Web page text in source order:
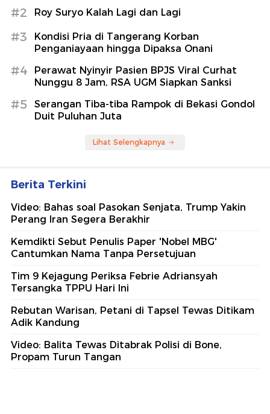
#2 Roy Suryo Kalah Lagi dan Lagi
#3
Kondisi Pria di Tangerang Korban
Penganiayaan hingga Dipaksa Onani
#4
Perawat Nyinyir Pasien BPJS Viral Curhat
Nunggu 8 Jam, RSA UGM Siapkan Sanksi
#5
Serangan Tiba-tiba Rampok di Bekasi Gondol
Duit Puluhan Juta
Lihat Selengkapnya
Berita Terkini
Video: Bahas soal Pasokan Senjata, Trump Yakin
Perang Iran Segera Berakhir
Kemdikti Sebut Penulis Paper 'Nobel MBG'
Cantumkan Nama Tanpa Persetujuan
Tim 9 Kejagung Periksa Febrie Adriansyah
Tersangka TPPU Hari Ini
Rebutan Warisan, Petani di Tapsel Tewas Ditikam
Adik Kandung
Video: Balita Tewas Ditabrak Polisi di Bone,
Propam Turun Tangan